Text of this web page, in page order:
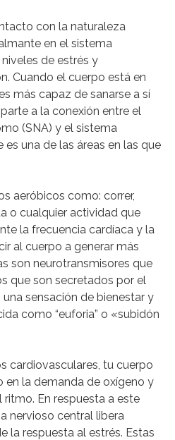
con la naturaleza
en el sistema
de estrés y
Cuando el cuerpo está en
más capaz de sanarse a sí
a la conexión entre el
(SNA) y el sistema
una de las áreas en las que
aeróbicos como: correr,
o cualquier actividad que
la frecuencia cardíaca y la
al cuerpo a generar más
son neurotransmisores que
que son secretados por el
sensación de bienestar y
como “euforia” o «subidón
cardiovasculares, tu cuerpo
en la demanda de oxígeno y
En respuesta a este
nervioso central libera
la respuesta al estrés. Estas